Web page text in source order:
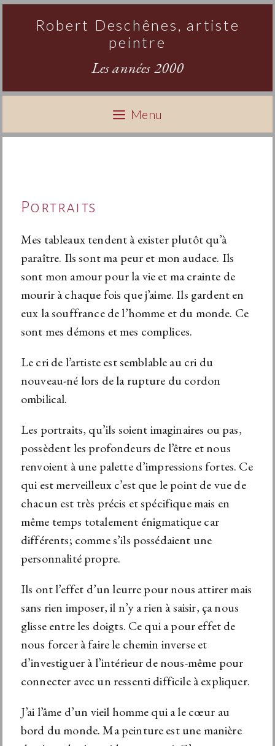
Robert Deschênes, artiste
peintre
Les années 2000
Menu
Portraits
Mes tableaux tendent à exister plutôt qu’à
paraître. Ils sont ma peur et mon audace. Ils
sont mon amour pour la vie et ma crainte de
mourir à chaque fois que j’aime. Ils gardent en
eux la souffrance de l’homme et du monde. Ce
sont mes démons et mes complices.
Le cri de l’artiste est semblable au cri du
nouveau-né lors de la rupture du cordon
ombilical.
Les portraits, qu’ils soient imaginaires ou pas,
possèdent les profondeurs de l’être et nous
renvoient à une palette d’impressions fortes. Ce
qui est merveilleux c’est que le point de vue de
chacun est très précis et spécifique mais en
même temps totalement énigmatique car
différents; comme s’ils possédaient une
personnalité propre.
Ils ont l’effet d’un leurre pour nous attirer mais
sans rien imposer, il n’y a rien à saisir, ça nous
glisse entre les doigts. Ce qui a pour effet de
nous forcer à faire le chemin inverse et
d’investiguer à l’intérieur de nous-même pour
connecter avec un ressenti difficile à expliquer.
J’ai l’âme d’un vieil homme qui a le cœur au
bord du monde. Ma peinture est une manière